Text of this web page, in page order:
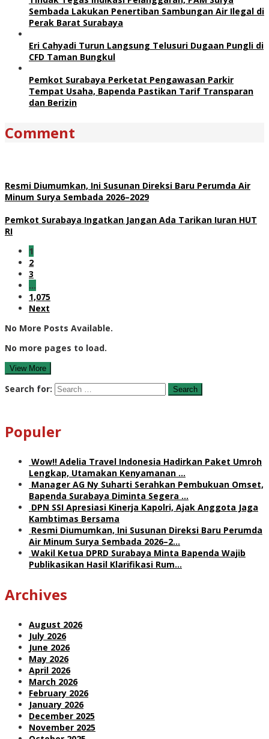
Sembada Lakukan Penertiban Sambungan Air Ilegal di
Perak Barat Surabaya
Eri Cahyadi Turun Langsung Telusuri Dugaan Pungli di
CFD Taman Bungkul
Pemkot Surabaya Perketat Pengawasan Parkir
Tempat Usaha, Bapenda Pastikan Tarif Transparan
dan Berizin
Comment
Resmi Diumumkan, Ini Susunan Direksi Baru Perumda Air
Minum Surya Sembada 2026–2029
Pemkot Surabaya Ingatkan Jangan Ada Tarikan Iuran HUT
RI
1
2
3
…
1,075
Next
No More Posts Available.
No more pages to load.
View More
Search for:
Populer
Wow!! Adelia Travel Indonesia Hadirkan Paket Umroh
Lengkap, Utamakan Kenyamanan …
Manager AG Ny Suharti Serahkan Pembukuan Omset,
Bapenda Surabaya Diminta Segera …
DPN SSI Apresiasi Kinerja Kapolri, Ajak Anggota Jaga
Kambtimas Bersama
Resmi Diumumkan, Ini Susunan Direksi Baru Perumda
Air Minum Surya Sembada 2026–2…
Wakil Ketua DPRD Surabaya Minta Bapenda Wajib
Publikasikan Hasil Klarifikasi Rum…
Archives
August 2026
July 2026
June 2026
May 2026
April 2026
March 2026
February 2026
January 2026
December 2025
November 2025